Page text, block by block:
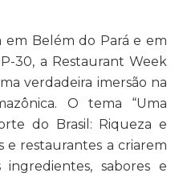
em Belém do Pará e em
30, a Restaurant Week
verdadeira imersão na
O tema “Uma
do Brasil: Riqueza e
e restaurantes a criarem
sabores e